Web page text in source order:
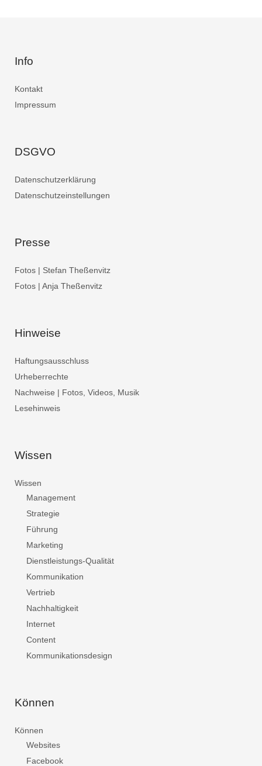
Info
Kontakt
Impressum
DSGVO
Datenschutzerklärung
Datenschutzeinstellungen
Presse
Fotos | Stefan Theßenvitz
Fotos | Anja Theßenvitz
Hinweise
Haftungsausschluss
Urheberrechte
Nachweise | Fotos, Videos, Musik
Lesehinweis
Wissen
Wissen
Management
Strategie
Führung
Marketing
Dienstleistungs-Qualität
Kommunikation
Vertrieb
Nachhaltigkeit
Internet
Content
Kommunikationsdesign
Können
Können
Websites
Facebook